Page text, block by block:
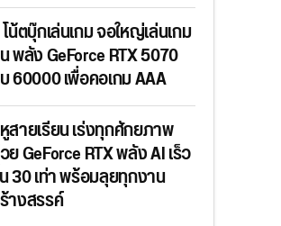
น้ตบุ๊กเล่นเกม จอใหญ่เล่นเกม
พลัง GeForce RTX 5070
60000 เพื่อคอเกม AAA
สายเรียน เร่งทุกศักยภาพ
ย GeForce RTX พลัง AI เร็ว
30 เท่า พร้อมลุยทุกงาน
างสรรค์